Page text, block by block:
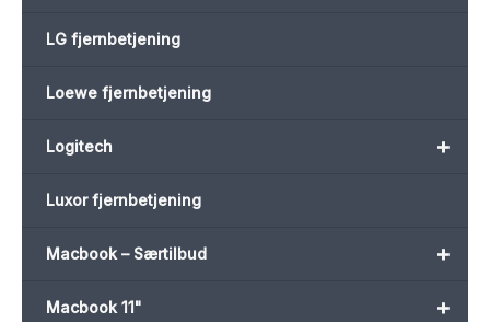
LG fjernbetjening
Loewe fjernbetjening
+
Logitech
Luxor fjernbetjening
+
Macbook – Særtilbud
+
Macbook 11"